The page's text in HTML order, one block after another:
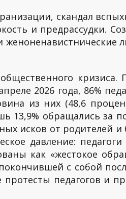
скандал
и предрассудки.
2026 года, 86%
из них (48,6
13,9% обращались
исков от родителей
давление:
как «жестокое
с собой
педагогов и